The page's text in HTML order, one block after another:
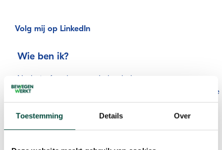
Toestemming Details Over
Volg mij op LinkedIn
Wie ben ik?
Na het afronden van de bachelor
Bewegingswetenschappen, ga ik dit jaar starten met de
master Talent development & creativity. Sinds 2023 ben
ik werkzaam bij Bewegen Werkt. Hier kan ik mijn passie
voor sporten en vitaliteit mooi combineren!